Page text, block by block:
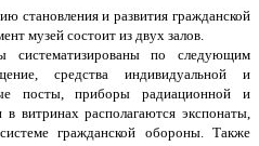
и развития гражданской
музей состоит из двух залов.
систематизированы по следующим
средства индивидуальной и
посты, приборы радиационной и
витринах располагаются экспонаты,
гражданской обороны. Также